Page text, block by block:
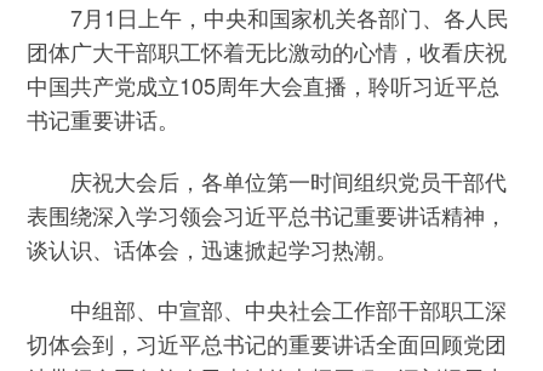
7月1日上午，中央和国家机关各部门、各人民
团体广大干部职工怀着无比激动的心情，收看庆祝
中国共产党成立105周年大会直播，聆听习近平总
书记重要讲话。
庆祝大会后，各单位第一时间组织党员干部代
表围绕深入学习领会习近平总书记重要讲话精神，
谈认识、话体会，迅速掀起学习热潮。
中组部、中宣部、中央社会工作部干部职工深
切体会到，习近平总书记的重要讲话全面回顾党团